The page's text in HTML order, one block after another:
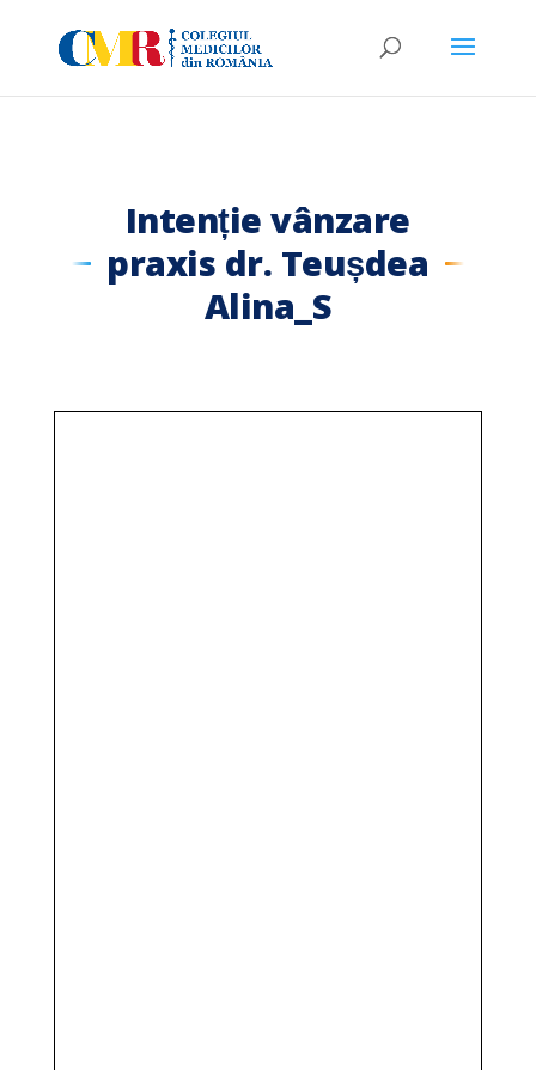
Intenție vânzare
praxis dr. Teușdea
Alina_S